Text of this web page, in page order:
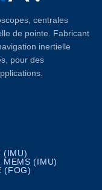
centrales
de pointe. Fabricant
inertielle
pour des
(IMU)
MEMS (IMU)
(FOG)